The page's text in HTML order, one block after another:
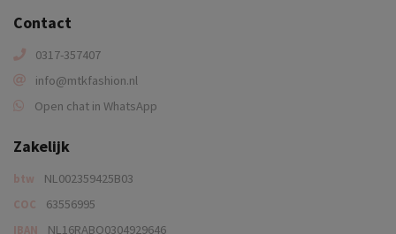
Contact
0317-357407
info@mtkfashion.nl
Open chat in WhatsApp
Zakelijk
btw NL002359425B03
COC 63556995
IBAN NL16RABO0304929646